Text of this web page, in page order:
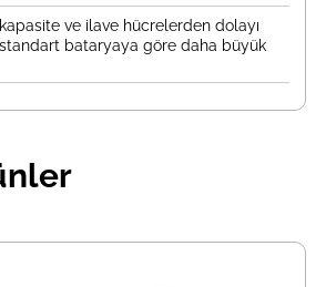
ve ilave hücrelerden dolayı
bataryaya göre daha büyük